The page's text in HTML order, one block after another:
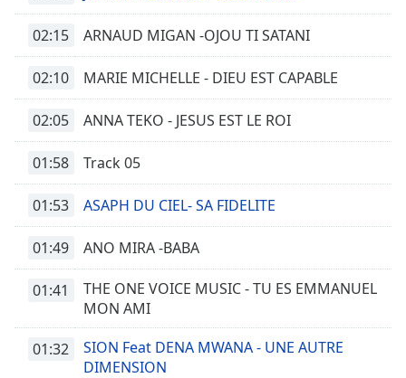
Track
Picture
Fullscreen
modal
window.
Beginning
dialog
window.
cancel
02:15 ARNAUD MIGAN -OJOU TI SATANI
02:10 MARIE MICHELLE - DIEU EST CAPABLE
02:05 ANNA TEKO - JESUS EST LE ROI
01:58 Track 05
01:53 ASAPH DU CIEL- SA FIDELITE
01:49 ANO MIRA -BABA
01:41
THE ONE VOICE MUSIC - TU ES EMMANUEL
MON AMI
01:32
SION Feat DENA MWANA - UNE AUTRE
DIMENSION